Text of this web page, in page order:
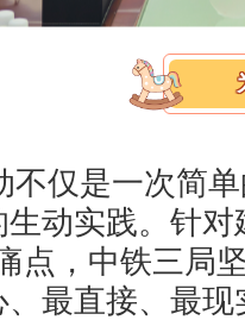
不仅是一次简
动实践。针
点，中铁三局
、最直接、最